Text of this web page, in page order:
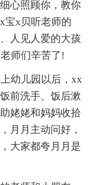
心照顾你，教你
宝x贝听老师的
人见人爱的大孩
师们辛苦了!
幼儿园以后，xx
前洗手、饭后漱
姥姥和妈妈收拾
月月主动问好，
大家都夸月月是